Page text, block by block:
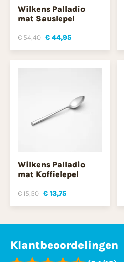
Wilkens Palladio
mat Sauslepel
€ 54,40 € 44,95
Wilkens Palladio
mat Koffielepel
€ 15,50 € 13,75
Klantbeoordelingen